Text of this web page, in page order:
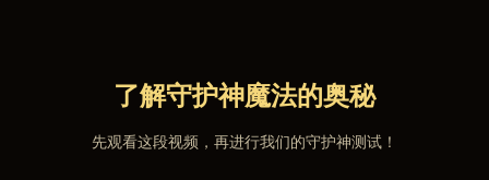
了解守护神魔法的奥秘
先观看这段视频，再进行我们的守护神测试！